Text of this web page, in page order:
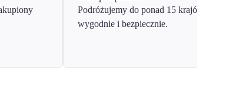
Podróżujemy do ponad 15 krajów Europy
wygodnie i bezpiecznie.